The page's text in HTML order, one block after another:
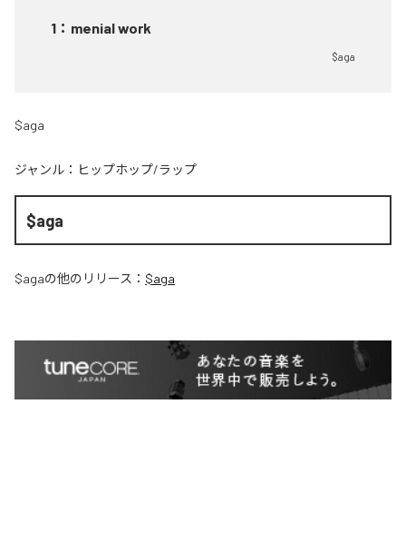
1 ： menial work
$aga
$aga
ジャンル： ヒップホップ/ラップ
$aga
$agaの他のリリース： $aga